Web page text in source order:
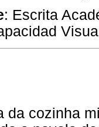
: Escrita
da cozinha